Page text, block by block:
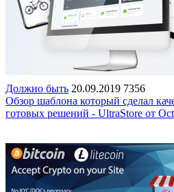
Должно быть 20.09.2019 7356
Обзор шаблона который сделал
готовых решений - UltraStore от